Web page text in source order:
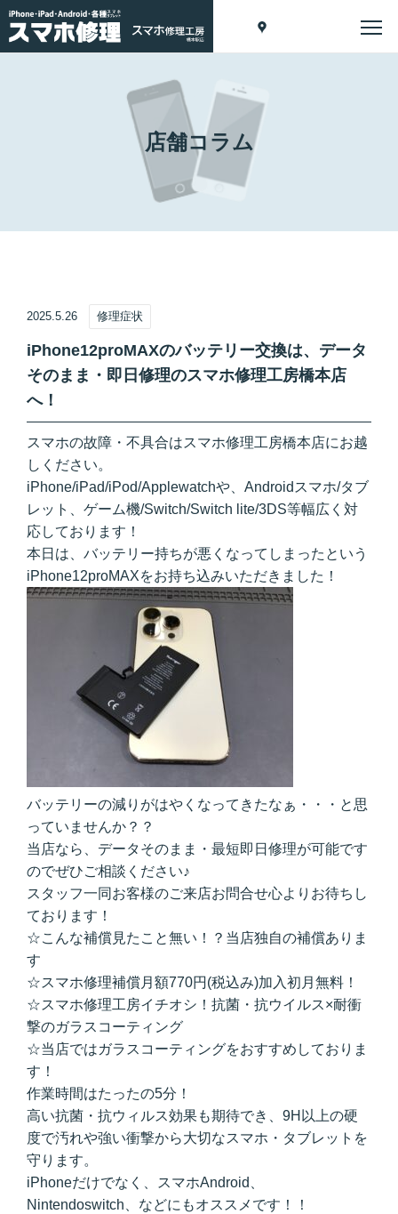
店舗コラム
2025.5.26 修理症状
iPhone12proMAXのバッテリー交換は、データ
そのまま・即日修理のスマホ修理工房橋本店
へ！
スマホの故障・不具合はスマホ修理工房橋本店にお越
しください。
iPhone/iPad/iPod/Applewatchや、Androidスマホ/タブ
レット、ゲーム機/Switch/Switch lite/3DS等幅広く対
応しております！
本日は、バッテリー持ちが悪くなってしまったという
iPhone12proMAXをお持ち込みいただきました！
バッテリーの減りがはやくなってきたなぁ・・・と思
っていませんか？？
当店なら、データそのまま・最短即日修理が可能です
のでぜひご相談ください♪
スタッフ一同お客様のご来店お問合せ心よりお待ちし
ております！
☆こんな補償見たこと無い！？当店独自の補償ありま
す
☆スマホ修理補償月額770円(税込み)加入初月無料！
☆スマホ修理工房イチオシ！抗菌・抗ウイルス×耐衝
撃のガラスコーティング
☆当店ではガラスコーティングをおすすめしておりま
す！
作業時間はたったの5分！
高い抗菌・抗ウィルス効果も期待でき、9H以上の硬
度で汚れや強い衝撃から大切なスマホ・タブレットを
守ります。
iPhoneだけでなく、スマホAndroid、
Nintendoswitch、などにもオススメです！！